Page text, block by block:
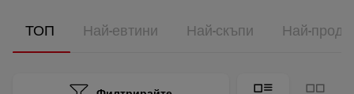
ТОП Най-евтини Най-скъпи Най-